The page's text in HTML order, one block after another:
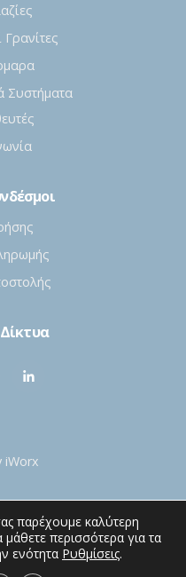
Γρανίτες
Συστήματα
iWorx
παρέχουμε καλύτερη
περισσότερα για τα
ενότητα Ρυθμίσεις.